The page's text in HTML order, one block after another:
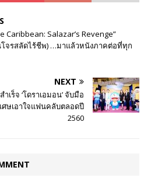
Caribbean: Salazar’s Revenge”
จรสลัดไร้ชีพ) …มาแล้วหนังภาคต่อที่ทุก
NEXT
ร็จ ‘โดราเอมอน’ จับมือ
ษเอาใจแฟนคลับตลอดปี
2560